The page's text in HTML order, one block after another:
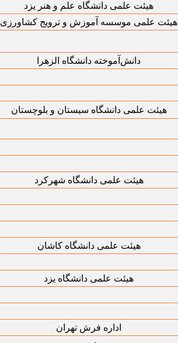
هیئت علمی دانشگاه علم و هنر یزد
هیئت علمی موسسه آموزش و ترویج کشاورزی
دانش‌آموخته دانشگاه الزهرا
هیئت علمی دانشگاه سیستان و بلوچستان
هیئت علمی دانشگاه شهرکرد
هیئت علمی دانشگاه کاشان
هیئت علمی دانشگاه یزد
اداره فرش تهران